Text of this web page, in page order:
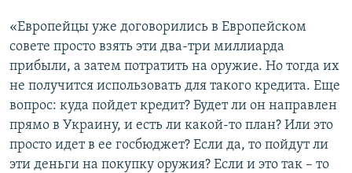
«Европейцы уже договорились в Европейском
совете просто взять эти два-три миллиарда
прибыли, а затем потратить на оружие. Но тогда их
не получится использовать для такого кредита. Еще
вопрос: куда пойдет кредит? Будет ли он направлен
прямо в Украину, и есть ли какой-то план? Или это
просто идет в ее госбюджет? Если да, то пойдут ли
эти деньги на покупку оружия? Если и это так – то